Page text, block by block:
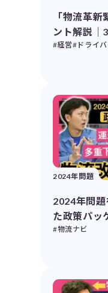
「物流革
ント解説｜
#経営#ドライ
2024年問題
2024年問
た政策パッ
#物流ナビ